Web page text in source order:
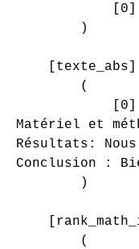
        )
        (
Matériel et
Résultats:
Conclusion :
        )
        (